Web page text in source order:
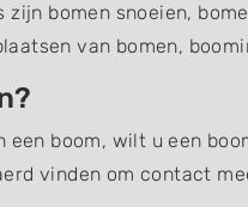
bomen snoeien,
van bomen,
een boom, wilt u een
vinden om contact